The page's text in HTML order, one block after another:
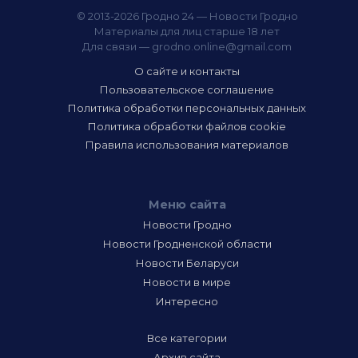
© 2013-2026 Гродно 24 — Новости Гродно
Материалы для лиц старше 18 лет
Для связи — grodno.online@gmail.com
О сайте и контакты
Пользовательское соглашение
Политика обработки персональных данных
Политика обработки файлов cookie
Правила использования материалов
Меню сайта
Новости Гродно
Новости Гродненской области
Новости Беларуси
Новости в мире
Интересно
Все категории